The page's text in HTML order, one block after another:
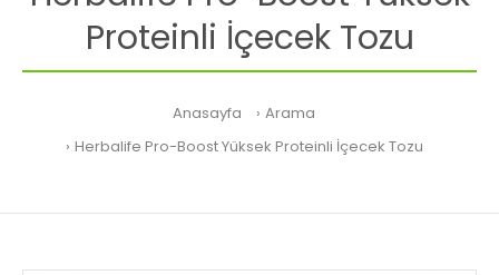
Proteinli İçecek Tozu
Anasayfa
Arama
Herbalife Pro-Boost Yüksek Proteinli İçecek Tozu